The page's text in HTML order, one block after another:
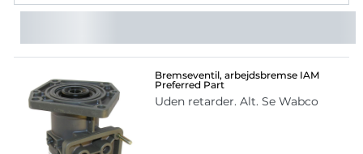
Bremseventil, arbejdsbremse IAM
Preferred Part
Uden retarder. Alt. Se Wabco